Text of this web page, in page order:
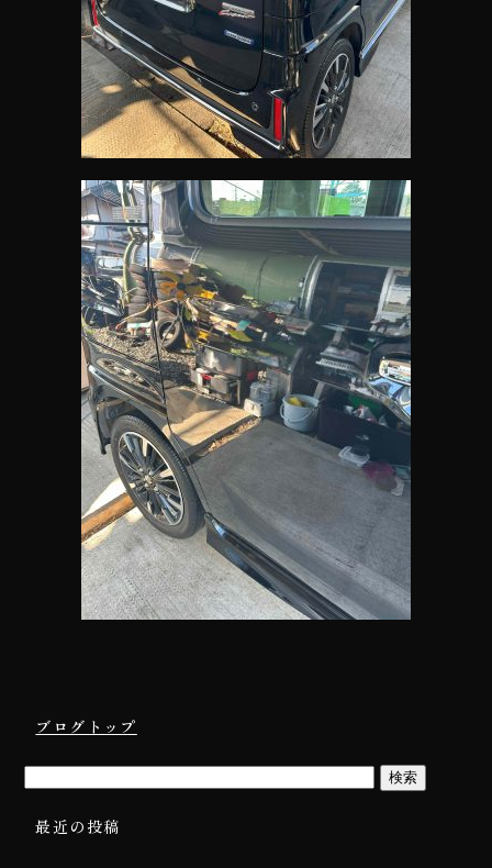
ブログトップ
最近の投稿